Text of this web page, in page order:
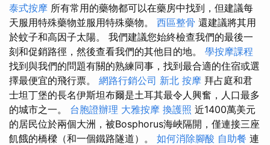
泰式按摩 所有常用的藥物都可以在藥房中找到，但建議每
天服用特殊藥物並服用特殊藥物。 西區整骨 還建議將其用
於蚊子和高因子太陽。 我們建議您始終檢查我們的最後一
刻和促銷路徑，然後查看我們的其他目的地。 學按摩課程
找到與我們的問題有關的熟練同事，找到最合適的住宿或選
擇最便宜的飛行票。 網路行銷公司 新北 按摩 拜占庭和君
士坦丁堡的長名伊斯坦布爾是土耳其最令人興奮，人口最多
的城市之一。 台胞證辦理 大雅按摩 換護照 近1400萬美元
的居民位於兩個大洲，被Bosphorus海峽隔開，僅連接三座
飢餓的橋樑（和一個鐵路隧道）。 如何消除腳酸 自助餐 連